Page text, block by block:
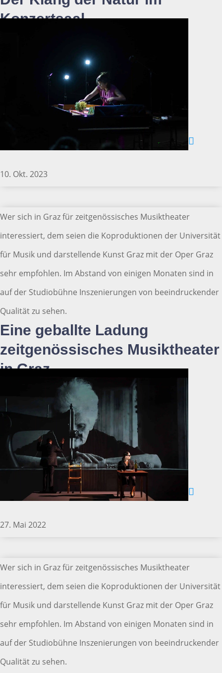
Konzertsaal
10. Okt. 2023
Eine geballte Ladung
zeitgenössisches Musiktheater
in Graz
27. Mai 2022
Wer sich in Graz für zeitgenössisches Musiktheater
interessiert, dem seien die Koproduktionen der Universität
für Musik und darstellende Kunst Graz mit der Oper Graz
sehr empfohlen. Im Abstand von einigen Monaten sind in
auf der Studiobühne Inszenierungen von beeindruckender
Qualität zu sehen.
Wer sich in Graz für zeitgenössisches Musiktheater
interessiert, dem seien die Koproduktionen der Universität
für Musik und darstellende Kunst Graz mit der Oper Graz
sehr empfohlen. Im Abstand von einigen Monaten sind in
auf der Studiobühne Inszenierungen von beeindruckender
Qualität zu sehen.